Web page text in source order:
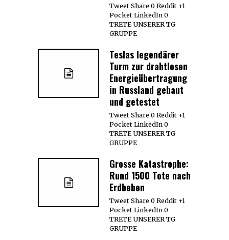
Tweet Share 0 Reddit +1
Pocket LinkedIn 0
TRETE UNSERER TG
GRUPPE
Teslas legendärer
Turm zur drahtlosen
Energieübertragung
in Russland gebaut
und getestet
Tweet Share 0 Reddit +1
Pocket LinkedIn 0
TRETE UNSERER TG
GRUPPE
Grosse Katastrophe:
Rund 1500 Tote nach
Erdbeben
Tweet Share 0 Reddit +1
Pocket LinkedIn 0
TRETE UNSERER TG
GRUPPE